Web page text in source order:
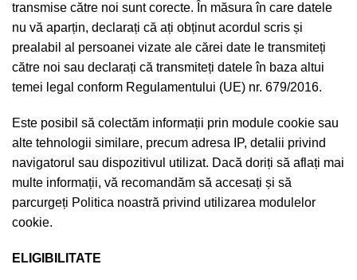
transmise către noi sunt corecte. În măsura în care datele
nu vă aparțin, declarați că ați obținut acordul scris și
prealabil al persoanei vizate ale cărei date le transmiteți
către noi sau declarați că transmiteți datele în baza altui
temei legal conform Regulamentului (UE) nr. 679/2016.
Este posibil să colectăm informații prin module cookie sau
alte tehnologii similare, precum adresa IP, detalii privind
navigatorul sau dispozitivul utilizat. Dacă doriți să aflați mai
multe informații, vă recomandăm să accesați și să
parcurgeți Politica noastră privind utilizarea modulelor
cookie.
ELIGIBILITATE